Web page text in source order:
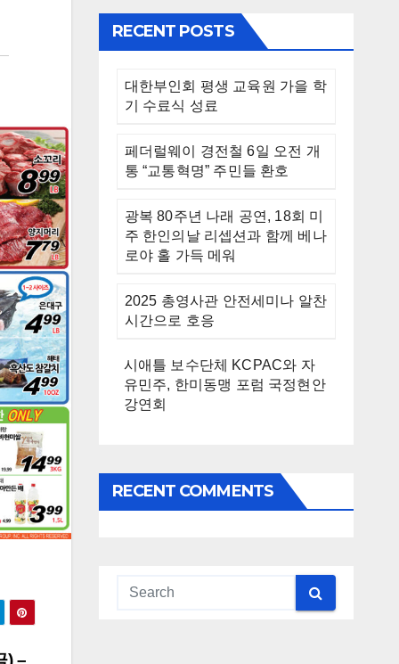
) –
RECENT POSTS
대한부인회 평생 교육원 가을 학
기 수료식 성료
페더럴웨이 경전철 6일 오전 개
통 “교통혁명” 주민들 환호
광복 80주년 나래 공연, 18회 미
주 한인의날 리셉션과 함께 베나
로야 홀 가득 메워
2025 총영사관 안전세미나 알찬
시간으로 호응
시애틀 보수단체 KCPAC와 자
유민주, 한미동맹 포럼 국정현안
강연회
RECENT COMMENTS